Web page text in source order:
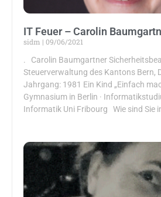
IT Feuer – Carolin
sidm
09/06/2021
. Carolin Baumgartner
Steuerverwaltung des Kantons Bern,
Jahrgang: 1981 Ein Kind „Einfach
Gymnasium in Berlin ·
Informatik Uni Fribourg Wie sind Sie